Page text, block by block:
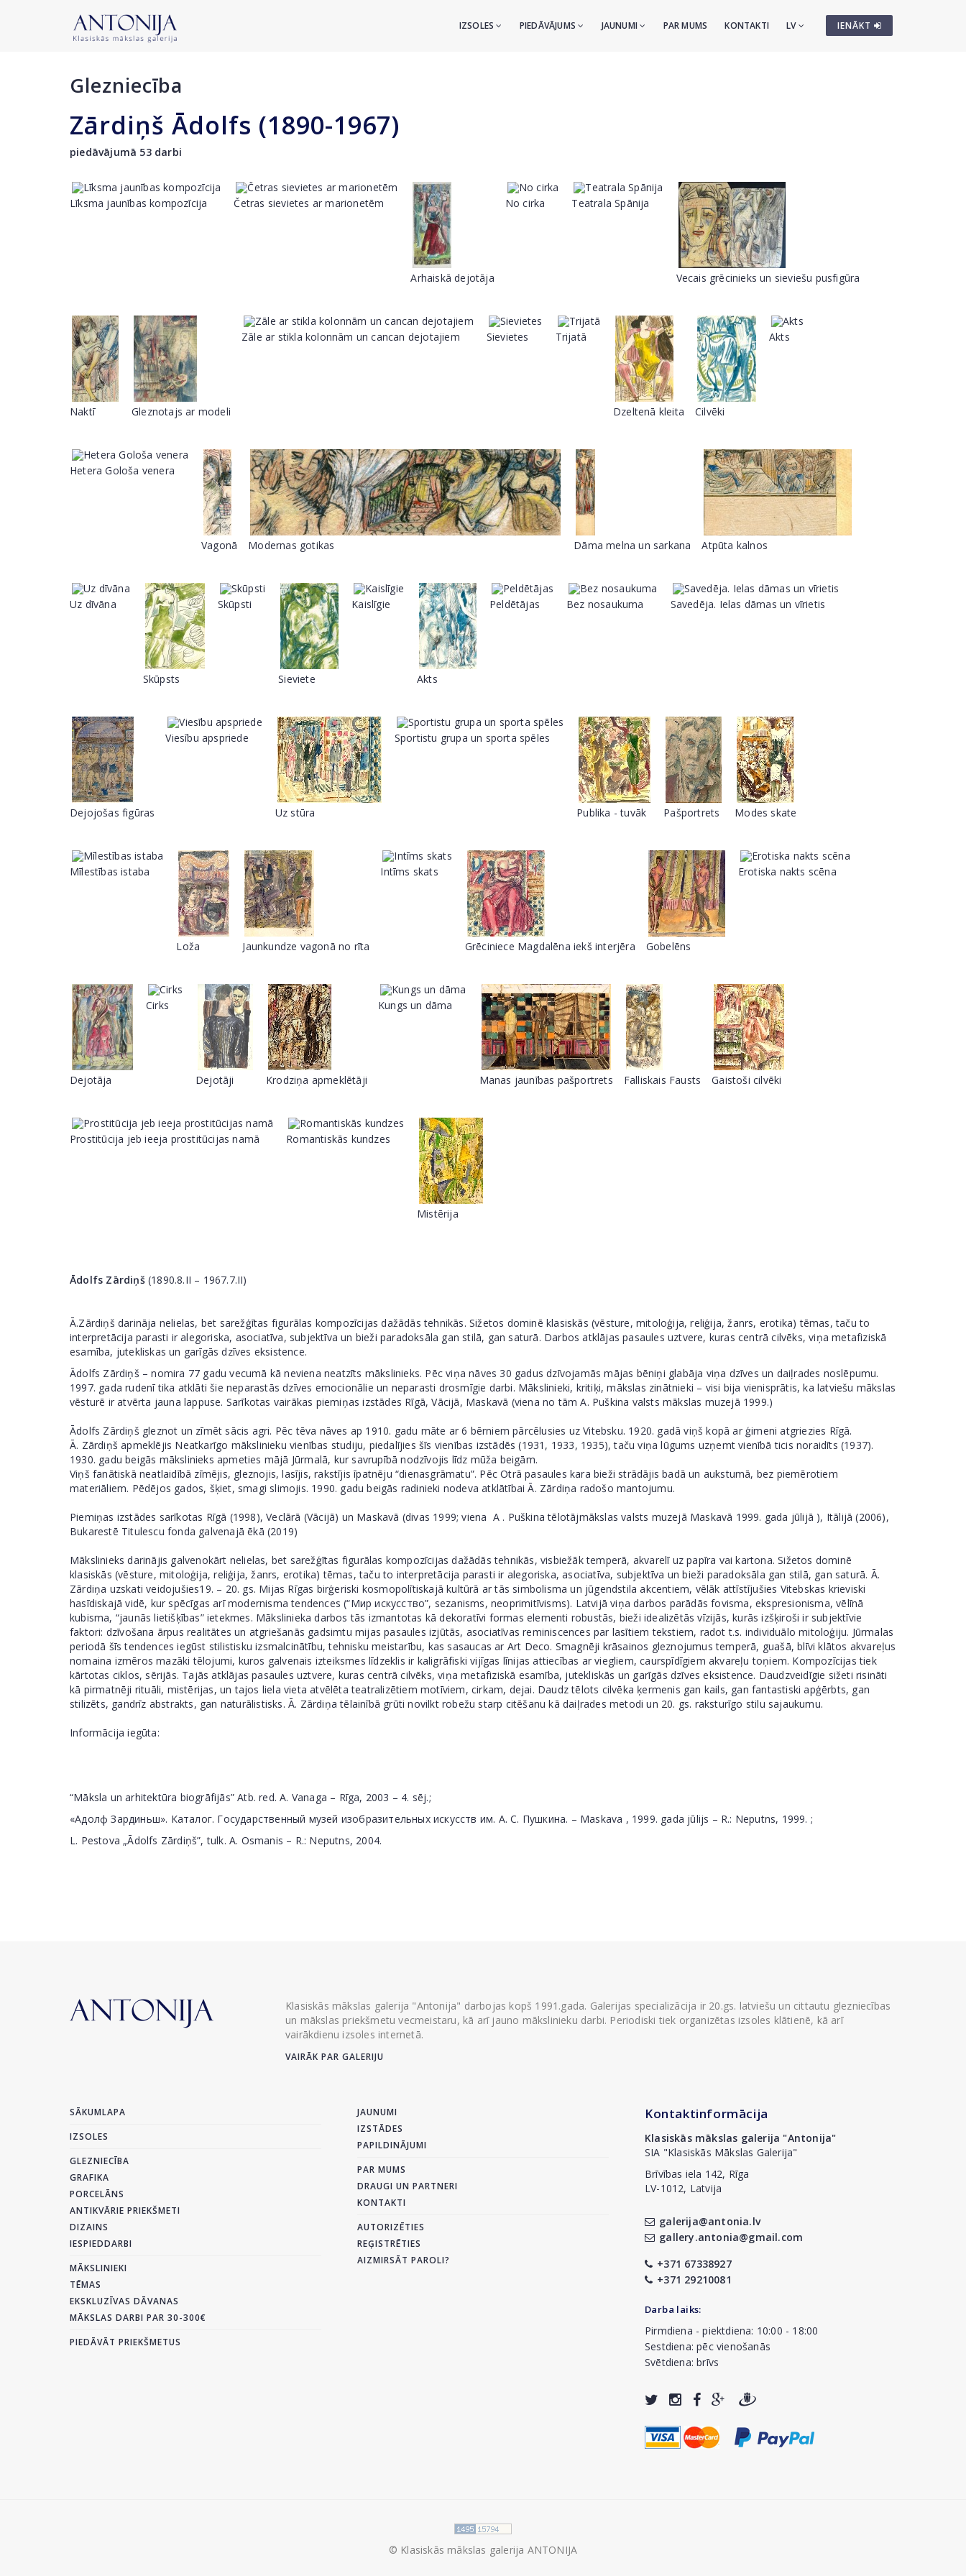
IENĀKT
IZSOLES PIEDĀVĀJUMS JAUNUMI PAR MUMS KONTAKTI LV
Glezniecība
Zārdiņš Ādolfs (1890-1967)
piedāvājumā 53 darbi
Līksma jaunības kompozīcija Četras sievietes ar marionetēm
Arhaiskā dejotāja
No cirka Teatrala Spānija
Vecais grēcinieks un sieviešu pusfigūra
Naktī Gleznotajs ar modeli
Zāle ar stikla kolonnām un cancan dejotajiem Sievietes Trijatā
Dzeltenā kleita Cilvēki
Akts
Hetera Gološa venera
Vagonā Modernas gotikas Dāma melna un sarkana Atpūta kalnos
Uz dīvāna
Skūpsts
Skūpsti
Sieviete
Kaislīgie
Akts
Peldētājas Bez nosaukuma Savedēja. Ielas dāmas un vīrietis
Dejojošas figūras
Viesību apspriede
Uz stūra
Sportistu grupa un sporta spēles
Publika - tuvāk Pašportrets Modes skate
Mīlestības istaba
Loža Jaunkundze vagonā no rīta
Intīms skats
Grēciniece Magdalēna iekš interjēra Gobelēns
Erotiska nakts scēna
Dejotāja
Cirks
Dejotāji Krodziņa apmeklētāji
Kungs un dāma
Manas jaunības pašportrets Falliskais Fausts Gaistoši cilvēki
Prostitūcija jeb ieeja prostitūcijas namā Romantiskās kundzes
Mistērija
Ādolfs Zārdiņš(1890.8.II – 1967.7.II)
Ā.Zārdiņš darināja nelielas, bet sarežģītas figurālas kompozīcijas dažādās tehnikās. Sižetos dominē klasiskās (vēsture, mitoloģija, reliģija, žanrs, erotika) tēmas, taču to
interpretācija parasti ir alegoriska, asociatīva, subjektīva un bieži paradoksāla gan stilā, gan saturā. Darbos atklājas pasaules uztvere, kuras centrā cilvēks, viņa metafiziskā
esamība, jutekliskas un garīgās dzīves eksistence.
Ādolfs Zārdiņš – nomira 77 gadu vecumā kā neviena neatzīts mākslinieks. Pēc viņa nāves 30 gadus dzīvojamās mājas bēniņi glabāja viņa dzīves un daiļrades noslēpumu.
1997. gada rudenī tika atklāti šie neparastās dzīves emocionālie un neparasti drosmīgie darbi. Mākslinieki, kritiķi, mākslas zinātnieki – visi bija vienisprātis, ka latviešu mākslas
vēsturē ir atvērta jauna lappuse. Sarīkotas vairākas piemiņas izstādes Rīgā, Vācijā, Maskavā (viena no tām A. Puškina valsts mākslas muzejā 1999.)
Ādolfs Zārdiņš gleznot un zīmēt sācis agri. Pēc tēva nāves ap 1910. gadu māte ar 6 bērniem pārcēlusies uz Vitebsku. 1920. gadā viņš kopā ar ģimeni atgriezies Rīgā.
Ā. Zārdiņš apmeklējis Neatkarīgo mākslinieku vienības studiju, piedalījies šīs vienības izstādēs (1931, 1933, 1935), taču viņa lūgums uzņemt vienībā ticis noraidīts (1937).
1930. gadu beigās mākslinieks apmeties mājā Jūrmalā, kur savrupībā nodzīvojis līdz mūža beigām.
Viņš fanātiskā neatlaidībā zīmējis, gleznojis, lasījis, rakstījis īpatnēju “dienasgrāmatu”. Pēc Otrā pasaules kara bieži strādājis badā un aukstumā, bez piemērotiem
materiāliem. Pēdējos gados, šķiet, smagi slimojis. 1990. gadu beigās radinieki nodeva atklātībai Ā. Zārdiņa radošo mantojumu.
Piemiņas izstādes sarīkotas Rīgā (1998), Veclārā (Vācijā) un Maskavā (divas 1999; viena A . Puškina tēlotājmākslas valsts muzejā Maskavā 1999. gada jūlijā ), Itālijā (2006),
Bukarestē Titulescu fonda galvenajā ēkā (2019)
Mākslinieks darinājis galvenokārt nelielas, bet sarežģītas figurālas kompozīcijas dažādās tehnikās, visbiežāk temperā, akvarelī uz papīra vai kartona. Sižetos dominē
klasiskās (vēsture, mitoloģija, reliģija, žanrs, erotika) tēmas, taču to interpretācija parasti ir alegoriska, asociatīva, subjektīva un bieži paradoksāla gan stilā, gan saturā. Ā.
Zārdiņa uzskati veidojušies19. – 20. gs. Mijas Rīgas birģeriski kosmopolītiskajā kultūrā ar tās simbolisma un jūgendstila akcentiem, vēlāk attīstījušies Vitebskas krieviski
hasīdiskajā vidē, kur spēcīgas arī modernisma tendences (“Мир искусство”, sezanisms, neoprimitīvisms). Latvijā viņa darbos parādās fovisma, ekspresionisma, vēlīnā
kubisma, “jaunās lietišķības” ietekmes. Mākslinieka darbos tās izmantotas kā dekoratīvi formas elementi robustās, bieži idealizētās vīzijās, kurās izšķiroši ir subjektīvie
faktori: dzīvošana ārpus realitātes un atgriešanās gadsimtu mijas pasaules izjūtās, asociatīvas reminiscences par lasītiem tekstiem, radot t.s. individuālo mitoloģiju. Jūrmalas
periodā šīs tendences iegūst stilistisku izsmalcinātību, tehnisku meistarību, kas sasaucas ar Art Deco. Smagnēji krāsainos gleznojumus temperā, guašā, blīvi klātos akvareļus
nomaina izmēros mazāki tēlojumi, kuros galvenais izteiksmes līdzeklis ir kaligrāfiski vijīgas līnijas attiecības ar viegliem, caurspīdīgiem akvareļu toņiem. Kompozīcijas tiek
kārtotas ciklos, sērijās. Tajās atklājas pasaules uztvere, kuras centrā cilvēks, viņa metafiziskā esamība, jutekliskās un garīgās dzīves eksistence. Daudzveidīgie sižeti risināti
kā pirmatnēji rituāli, mistērijas, un tajos liela vieta atvēlēta teatralizētiem motīviem, cirkam, dejai. Daudz tēlots cilvēka ķermenis gan kails, gan fantastiski apģērbts, gan
stilizēts, gandrīz abstrakts, gan naturālistisks. Ā. Zārdiņa tēlainībā grūti novilkt robežu starp citēšanu kā daiļrades metodi un 20. gs. raksturīgo stilu sajaukumu.
Informācija iegūta:
“Māksla un arhitektūra biogrāfijās” Atb. red. A. Vanaga – Rīga, 2003 – 4. sēj.;
«Адолф Зардиньш». Каталог. Государственный музей изобразительных искусств им. А. С. Пушкина. – Мaskava , 1999. gada jūlijs – R.: Neputns, 1999. ;
L. Pestova „Ādolfs Zārdiņš”, tulk. A. Osmanis – R.: Neputns, 2004.
Klasiskās mākslas galerija "Antonija" darbojas kopš 1991.gada. Galerijas specializācija ir 20.gs. latviešu un cittautu glezniecības
un mākslas priekšmetu vecmeistaru, kā arī jauno mākslinieku darbi. Periodiski tiek organizētas izsoles klātienē, kā arī
vairākdienu izsoles internetā.
VAIRĀK PAR GALERIJU
SĀKUMLAPA
IZSOLES
GLEZNIECĪBA
GRAFIKA
PORCELĀNS
ANTIKVĀRIE PRIEKŠMETI
DIZAINS
IESPIEDDARBI
MĀKSLINIEKI
TĒMAS
EKSKLUZĪVAS DĀVANAS
MĀKSLAS DARBI PAR 30-300€
PIEDĀVĀT PRIEKŠMETUS
JAUNUMI
IZSTĀDES
PAPILDINĀJUMI
PAR MUMS
DRAUGI UN PARTNERI
KONTAKTI
AUTORIZĒTIES
REĢISTRĒTIES
AIZMIRSĀT PAROLI?
Kontaktinformācija
Klasiskās mākslas galerija "Antonija"
SIA "Klasiskās Mākslas Galerija"
Brīvības iela 142, Rīga
LV-1012, Latvija
galerija@antonia.lv
gallery.antonia@gmail.com
+371 67338927
+371 29210081
Darba laiks:
Pirmdiena - piektdiena: 10:00 - 18:00
Sestdiena: pēc vienošanās
Svētdiena: brīvs
© Klasiskās mākslas galerija ANTONIJA